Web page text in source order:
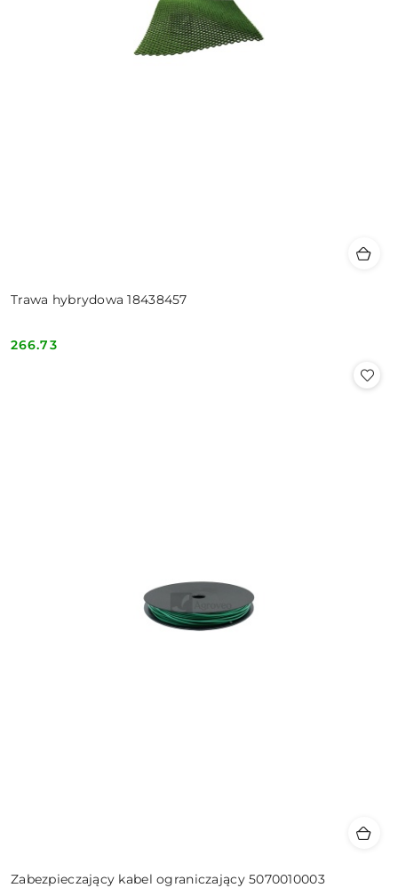
Trawa hybrydowa 18438457
Cena:
266.73
Zabezpieczający kabel ograniczający 5070010003